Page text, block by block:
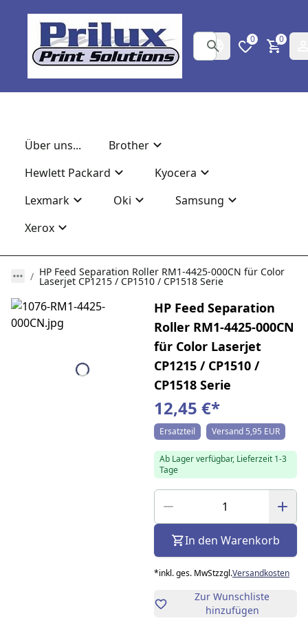
0 0
Über uns...
Brother
Hewlett Packard
Kyocera
Lexmark
Oki
Samsung
Xerox
HP Feed Separation Roller RM1-4425-000CN für Color
Laserjet CP1215 / CP1510 / CP1518 Serie
HP Feed Separation
Roller RM1-4425-000CN
für Color Laserjet
CP1215 / CP1510 /
CP1518 Serie
12,45 €*
Ersatzteil Versand 5,95 EUR
Ab Lager verfügbar, Lieferzeit 1-3
Tage
In den Warenkorb
*inkl. ges. MwStzzgl.Versandkosten
Zur Wunschliste
hinzufügen